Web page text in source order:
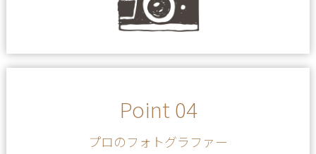
Point 04
プロのフォトグラファー